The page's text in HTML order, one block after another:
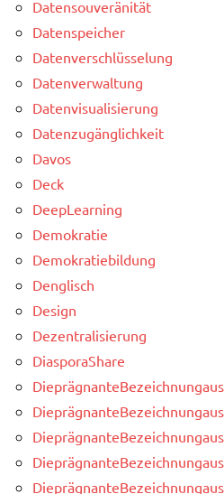
Datensouveränität
Datenspeicher
Datenverschlüsselung
Datenverwaltung
Datenvisualisierung
Datenzugänglichkeit
Davos
Deck
DeepLearning
Demokratie
Demokratiebildung
Denglisch
Design
Dezentralisierung
DiasporaShare